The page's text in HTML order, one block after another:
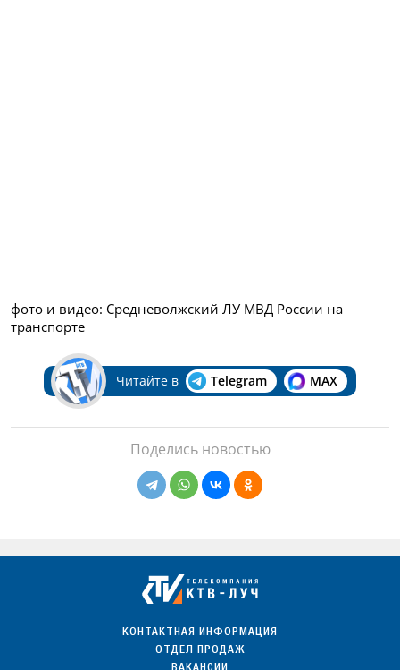
фото и видео: Средневолжский ЛУ МВД России на
транспорте
Читайте в Telegram MAX
Поделись новостью
КОНТАКТНАЯ ИНФОРМАЦИЯ
ОТДЕЛ ПРОДАЖ